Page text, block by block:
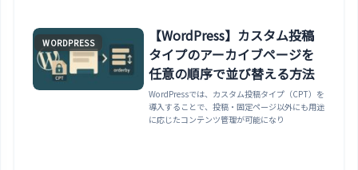
WORDPRESS
【WordPress】カスタム投稿
タイプのアーカイブページを
任意の順序で並び替える方法
WordPressでは、カスタム投稿タイプ（CPT）を
導入することで、投稿・固定ページ以外にも用途
に応じたコンテンツ管理が可能になり